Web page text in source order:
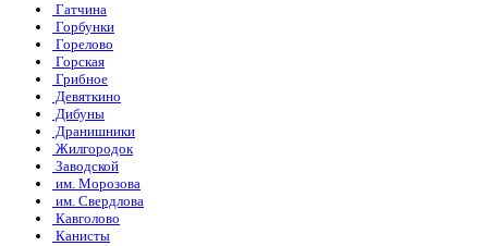
Гатчина
Горбунки
Горелово
Горская
Грибное
Девяткино
Дибуны
Дранишники
Жилгородок
Заводской
им. Морозова
им. Свердлова
Кавголово
Канисты